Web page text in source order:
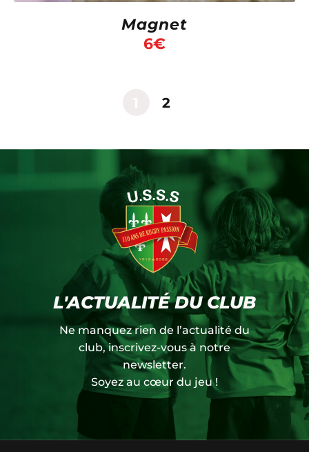
Magnet
6€
2
L'ACTUALITÉ DU CLUB
Ne manquez rien de l’actualité du
club, inscrivez-vous à notre
newsletter.
Soyez au cœur du jeu !